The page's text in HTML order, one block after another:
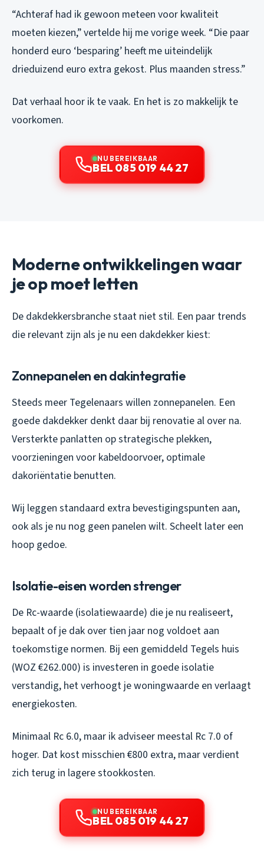
“Achteraf had ik gewoon meteen voor kwaliteit
moeten kiezen,” vertelde hij me vorige week. “Die paar
honderd euro ‘besparing’ heeft me uiteindelijk
drieduizend euro extra gekost. Plus maanden stress.”
Dat verhaal hoor ik te vaak. En het is zo makkelijk te
voorkomen.
NU BEREIKBAAR
BEL 085 019 44 27
Moderne ontwikkelingen waar
je op moet letten
De dakdekkersbranche staat niet stil. Een paar trends
die relevant zijn als je nu een dakdekker kiest:
Zonnepanelen en dakintegratie
Steeds meer Tegelenaars willen zonnepanelen. Een
goede dakdekker denkt daar bij renovatie al over na.
Versterkte panlatten op strategische plekken,
voorzieningen voor kabeldoorvoer, optimale
dakoriëntatie benutten.
Wij leggen standaard extra bevestigingspunten aan,
ook als je nu nog geen panelen wilt. Scheelt later een
hoop gedoe.
Isolatie-eisen worden strenger
De Rc-waarde (isolatiewaarde) die je nu realiseert,
bepaalt of je dak over tien jaar nog voldoet aan
toekomstige normen. Bij een gemiddeld Tegels huis
(WOZ €262.000) is investeren in goede isolatie
verstandig, het verhoogt je woningwaarde en verlaagt
energiekosten.
Minimaal Rc 6.0, maar ik adviseer meestal Rc 7.0 of
hoger. Dat kost misschien €800 extra, maar verdient
zich terug in lagere stookkosten.
NU BEREIKBAAR
BEL 085 019 44 27